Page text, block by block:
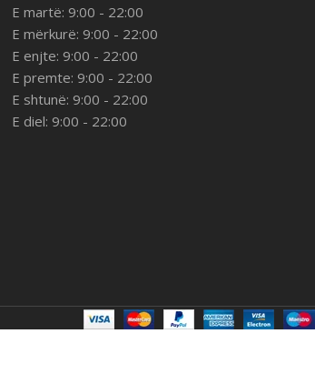
E martë: 9:00 - 22:00
E mërkurë: 9:00 - 22:00
E enjte: 9:00 - 22:00
E premte: 9:00 - 22:00
E shtunë: 9:00 - 22:00
E diel: 9:00 - 22:00